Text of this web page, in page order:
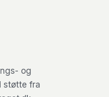
og
støtte fra